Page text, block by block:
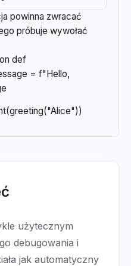
powinna zwracać
próbuje wywołać
def
= f"Hello,
użytecznym
debugowania i
jak automatyczny